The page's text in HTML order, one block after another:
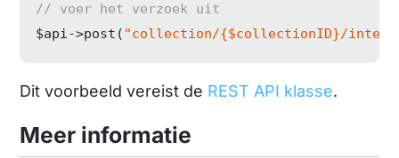
// voer het verzoek uit
$api->post( "collection/{$collectionID}/
Dit voorbeeld vereist de REST API klasse.
Meer informatie